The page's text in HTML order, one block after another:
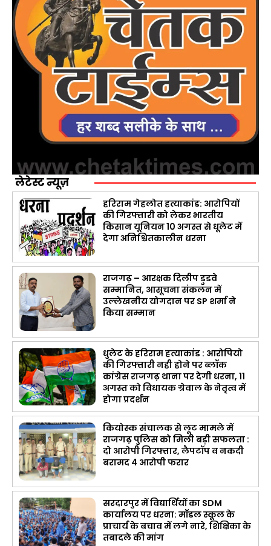
लेटेस्ट न्यूज़
हरिराम गेहलोत हत्याकांड: आरोपियों
की गिरफ्तारी को लेकर भारतीय
किसान यूनियन 10 अगस्त से धूलेट में
देगा अनिश्चितकालीन धरना
राजगढ़ – आरक्षक दिलीप डुडवे
सम्मानित, आसूचना संकलन में
उल्लेखनीय योगदान पर SP शर्मा ने
किया सम्मान
धुलेट के हरिराम हत्याकांड : आरोपियो
की गिरफ्तारी नही होने पर ब्लॉक
कांग्रेस राजगढ़ थाना पर देगी धरना, 11
अगस्त को विधायक ग्रेवाल के नेतृत्व में
होगा प्रदर्शन
कियोस्क संचालक से लूट मामले में
राजगढ़ पुलिस को मिली बड़ी सफलता :
दो आरोपी गिरफ्तार, लैपटॉप व नकदी
बरामद 4 आरोपी फरार
सरदारपुर में विद्यार्थियों का SDM
कार्यालय पर धरना: मॉडल स्कूल के
प्राचार्य के बचाव में लगे नारे, शिक्षिका के
तबादले की मांग